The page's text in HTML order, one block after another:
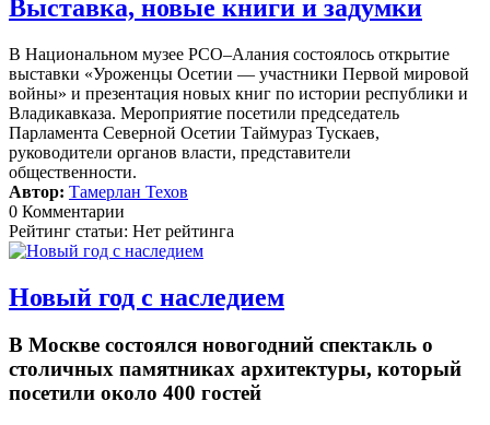
Выставка, новые книги и задумки
В Национальном музее РСО–Алания состоялось открытие
выставки «Уроженцы Осетии — участники Первой мировой
войны» и презентация новых книг по истории республики и
Владикавказа. Мероприятие посетили председатель
Парламента Северной Осетии Таймураз Тускаев,
руководители органов власти, представители
общественности.
Автор: Тамерлан Техов
0 Комментарии
Рейтинг статьи: Нет рейтинга
Новый год с наследием
В Москве состоялся новогодний спектакль о
столичных памятниках архитектуры, который
посетили около 400 гостей